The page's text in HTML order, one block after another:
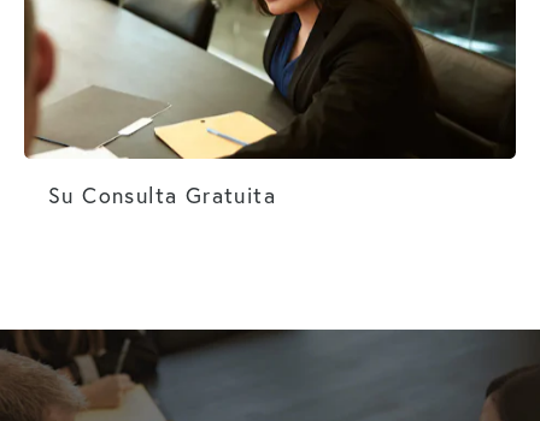
Su Consulta Gratuita